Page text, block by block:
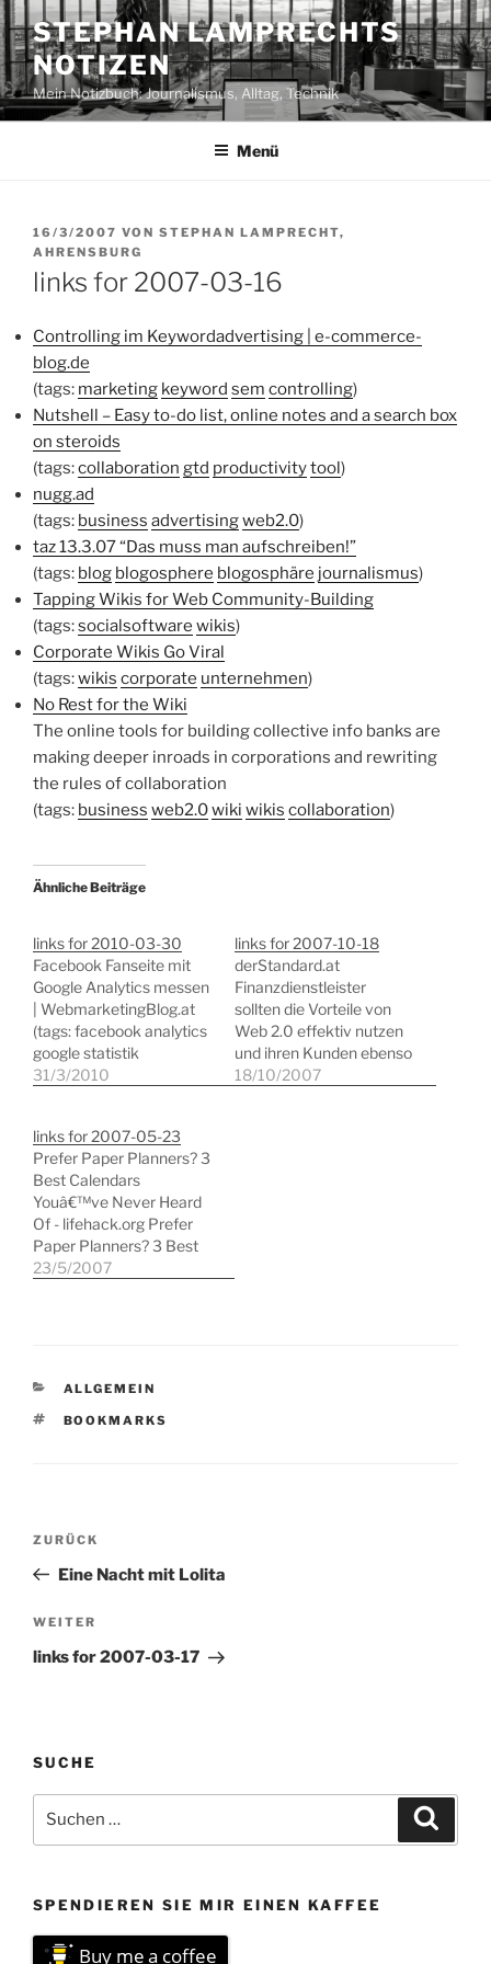
Zum
Inhalt
springen
STEPHAN LAMPRECHTS
NOTIZEN
Mein Notizbuch: Journalismus, Alltag, Technik
Menü
VERÖFFENTLICHT
AM
16/3/2007 VON STEPHAN LAMPRECHT,
AHRENSBURG
links for 2007-03-16
Controlling im Keywordadvertising | e-commerce-
blog.de
(tags: marketing keyword sem controlling)
Nutshell – Easy to-do list, online notes and a search box
on steroids
(tags:collaboration gtd productivitytool)
nugg.ad
(tags: business advertisingweb2.0)
taz 13.3.07 “Das muss man aufschreiben!”
(tags: blog blogosphere blogosphäre journalismus)
Tapping Wikis for Web Community-Building
(tags:socialsoftware wikis)
Corporate Wikis Go Viral
(tags:wikis corporate unternehmen)
No Rest for the Wiki
The online tools for building collective info banks are
making deeper inroads in corporations and rewriting
the rules of collaboration
(tags: business web2.0wiki wikis collaboration)
Ähnliche Beiträge
links for 2010-03-30
Facebook Fanseite mit
Google Analytics messen
| WebmarketingBlog.at
(tags: facebook analytics
google statistik
webanalyse) 11
Developers (tags:
webdesign tools
development reference)
Agiles oder klassisches
Projektmanagement?
Oder eine Kombination?
(tags: agile
Your Printer (tags:
drucker) Thinklinkr…
31/3/2010
links for 2007-10-18
derStandard.at
Finanzdienstleister
sollten die Vorteile von
Web 2.0 effektiv nutzen
und ihren Kunden ebenso
wie den eigenen
18/10/2007
links for 2007-05-23
Prefer Paper Planners? 3
Best Calendars
Youâ€™ve Never Heard
Of - lifehack.org Prefer
Paper Planners? 3 Best
Calendars Youâ€™ve
organizer and personal
calendar. (tags: calendar
23/5/2007
KATEGORIEN
ALLGEMEIN
SCHLAGWÖRTER
BOOKMARKS
Beitragsnavigation
Vorheriger
Beitrag
ZURÜCK
Eine Nacht mit Lolita
Nächster
Beitrag
WEITER
links for 2007-03-17
SUCHE
nach:
SPENDIEREN SIE MIR EINEN KAFFEE
Buy me a coffee